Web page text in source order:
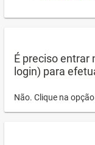
É preciso entrar
login) para
Não. Clique na